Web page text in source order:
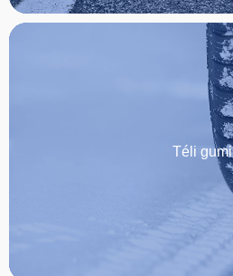
Téli gumi